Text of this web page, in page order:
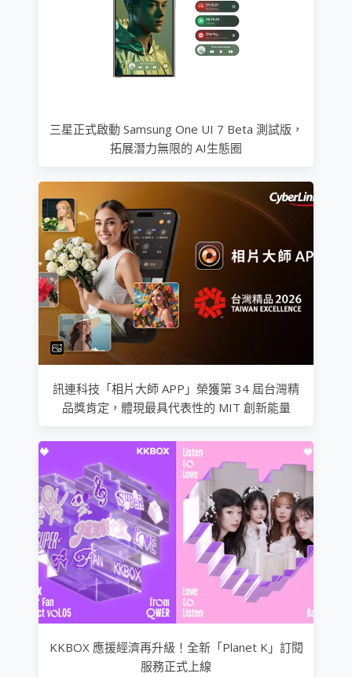
三星正式啟動 Samsung One UI 7 Beta 測試版，
拓展潛力無限的 AI生態圈
訊連科技「相片大師 APP」榮獲第 34 屆台灣精
品獎肯定，體現最具代表性的 MIT 創新能量
KKBOX 應援經濟再升級！全新「Planet K」訂閱
服務正式上線